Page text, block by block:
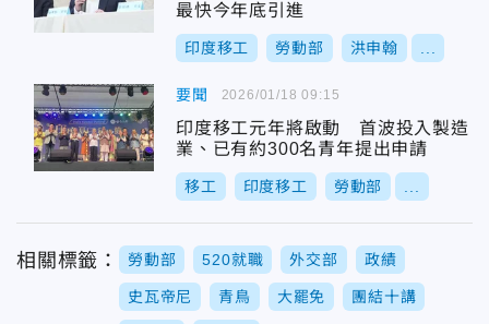
最快今年底引進
印度移工 勞動部 洪申翰
要聞
印度移工元年將啟動 首波投入製造
業、已有約300名青年提出申請
移工 印度移工 勞動部
2026/01/18 09:15
相關標籤： 勞動部 520就職 外交部 政績
史瓦帝尼 青鳥 大罷免 團結十講